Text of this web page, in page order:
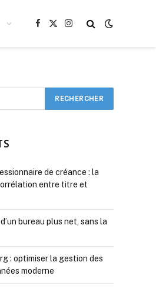
Facebook
X
Instagram
de créance : la
entre titre et
bureau plus net, sans la
: optimiser la gestion des
moderne